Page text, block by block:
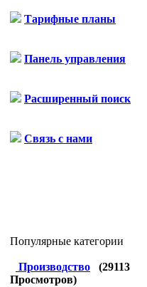
Тарифные планы
Панель управления
Расширенный поиск
Связь с нами
Популярные категории
Производство (29113
Просмотров)